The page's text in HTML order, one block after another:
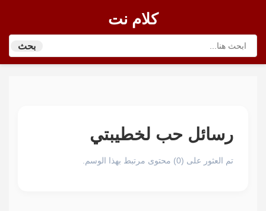
كلام نت
بحث
رسائل حب لخطيبتي
تم العثور على (0) محتوى مرتبط بهذا الوسم.